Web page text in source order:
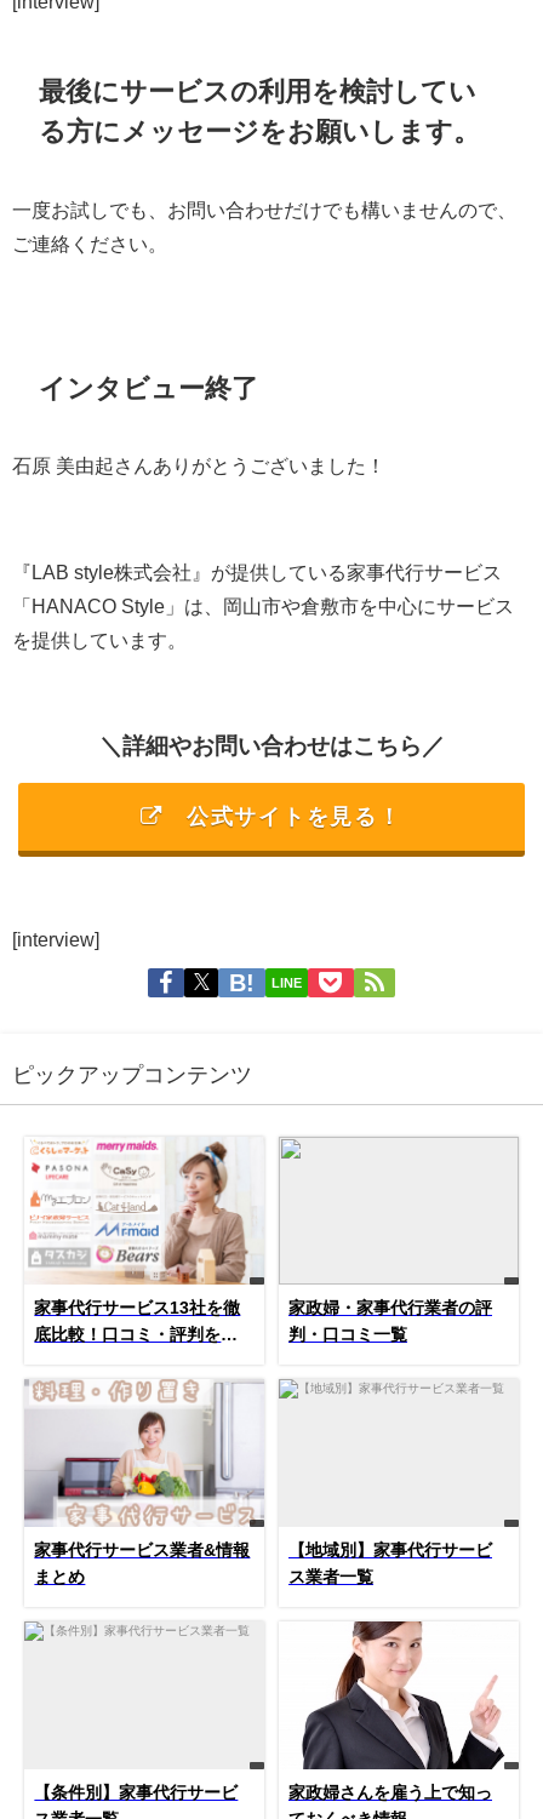
最後にサービスの利用を検討してい
る方にメッセージをお願いします。
一度お試しでも、お問い合わせだけでも構いませんので、
ご連絡ください。
インタビュー終了
石原 美由起さんありがとうございました！
『LAB style株式会社』が提供している家事代行サービス
「HANACO Style」は、岡山市や倉敷市を中心にサービス
を提供しています。
＼詳細やお問い合わせはこちら／
公式サイトを見る！
[interview]
LINE
ピックアップコンテンツ
家事代行サービス13社を徹
底比較！口コミ・評判を元
家政婦・家事代行業者の評
判・口コミ一覧
家事代行サービス業者&情報
まとめ
【地域別】家事代行サービ
ス業者一覧
【条件別】家事代行サービ
家政婦さんを雇う上で知っ